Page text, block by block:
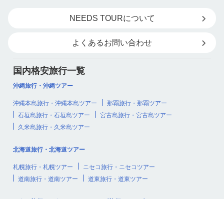
NEEDS TOURについて
よくあるお問い合わせ
国内格安旅行一覧
沖縄旅行・沖縄ツアー
沖縄本島旅行・沖縄本島ツアー
那覇旅行・那覇ツアー
石垣島旅行・石垣島ツアー
宮古島旅行・宮古島ツアー
久米島旅行・久米島ツアー
北海道旅行・北海道ツアー
札幌旅行・札幌ツアー
ニセコ旅行・ニセコツアー
道南旅行・道南ツアー
道東旅行・道東ツアー